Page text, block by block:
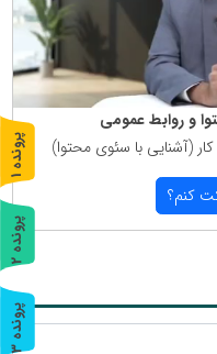
و روابط عمومی
(آشنایی با سئوی محتوا)
كنم؟
پ
ر
و
ن
د
ه
1
پ
ر
و
ن
د
ه
2
پ
ر
و
ن
د
ه
3